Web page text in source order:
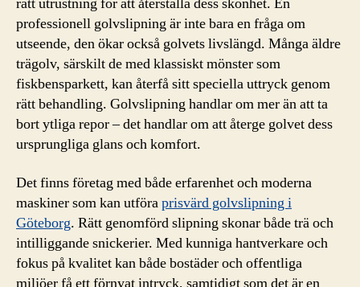
professionell golvslipning är inte bara en fråga om
utseende, den ökar också golvets livslängd. Många äldre
trägolv, särskilt de med klassiskt mönster som
fiskbensparkett, kan återfå sitt speciella uttryck genom
rätt behandling. Golvslipning handlar om mer än att ta
bort ytliga repor – det handlar om att återge golvet dess
ursprungliga glans och komfort.
Det finns företag med både erfarenhet och moderna
maskiner som kan utföraprisvärd golvslipning i
Göteborg. Rätt genomförd slipning skonar både trä och
intilliggande snickerier. Med kunniga hantverkare och
fokus på kvalitet kan både bostäder och offentliga
miljöer få ett förnyat intryck, samtidigt som det är en